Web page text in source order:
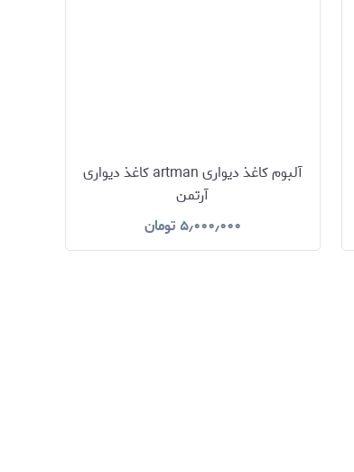
آلبوم کاغذ دیواری artman کاغذ دیواری
آرتمن
۵٫۰۰۰٫۰۰۰تومان